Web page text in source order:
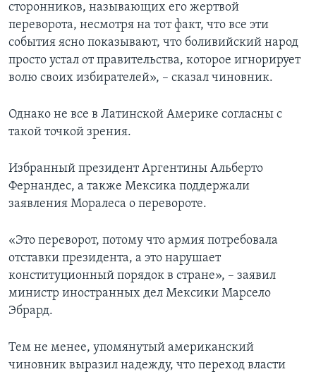
сторонников, называющих его жертвой
переворота, несмотря на тот факт, что все эти
события ясно показывают, что боливийский народ
просто устал от правительства, которое игнорирует
волю своих избирателей», – сказал чиновник.
Однако не все в Латинской Америке согласны с
такой точкой зрения.
Избранный президент Аргентины Альберто
Фернандес, а также Мексика поддержали
заявления Моралеса о перевороте.
«Это переворот, потому что армия потребовала
отставки президента, а это нарушает
конституционный порядок в стране», – заявил
министр иностранных дел Мексики Марсело
Эбрард.
Тем не менее, упомянутый американский
чиновник выразил надежду, что переход власти